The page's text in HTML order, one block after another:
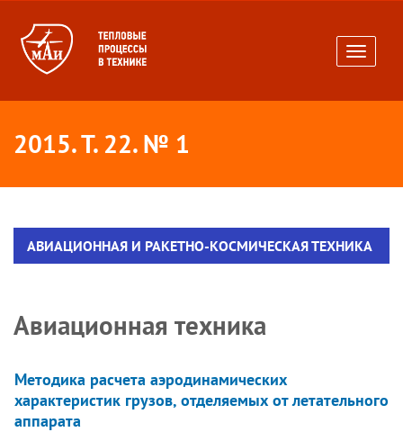
Toggle
2015. Т. 22. № 1
АВИАЦИОННАЯ И РАКЕТНО-КОСМИЧЕСКАЯ ТЕХНИКА
Авиационная техника
Методика расчета аэродинамических
характеристик грузов, отделяемых от летательного
аппарата